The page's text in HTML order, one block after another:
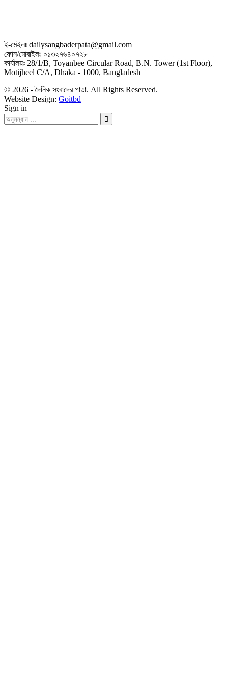
ই-মেইলঃ dailysangbaderpata@gmail.com
ফোন/মোবাইলঃ ০১৩২৭৬৪০৭২৮
কার্যালয়ঃ 28/1/B, Toyanbee Circular Road, B.N. Tower (1st Floor),
Motijheel C/A, Dhaka - 1000, Bangladesh
© 2026 - দৈনিক সংবাদের পাতা. All Rights Reserved.
Website Design: Goitbd
Sign in